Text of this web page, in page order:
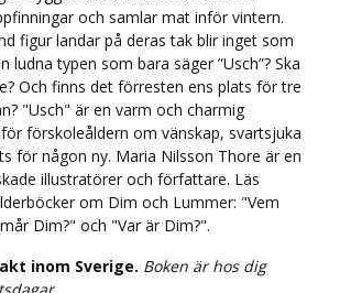
och samlar mat inför vintern.
figur landar på deras tak blir inget som
ludna typen som bara säger ”Usch”? Ska
Och finns det förresten ens plats för tre
"Usch" är en varm och charmig
förskoleåldern om vänskap, svartsjuka
för någon ny. Maria Nilsson Thore är en
illustratörer och författare. Läs
om Dim och Lummer: "Vem
Dim?" och "Var är Dim?".
inom Sverige. Boken är hos dig